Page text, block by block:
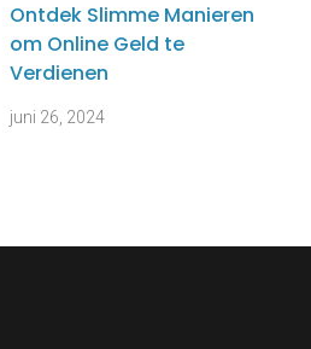
Ontdek Slimme Manieren
om Online Geld te
Verdienen
juni 26, 2024